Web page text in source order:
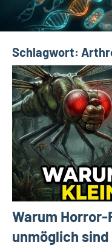
Schlagwort:
Warum
unmöglich